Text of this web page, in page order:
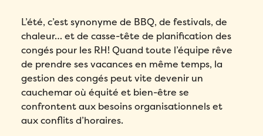
L’été, c’est synonyme de BBQ, de festivals, de
chaleur… et de casse-tête de planification des
congés pour les RH! Quand toute l’équipe rêve
de prendre ses vacances en même temps, la
gestion des congés peut vite devenir un
cauchemar où équité et bien-être se
confrontent aux besoins organisationnels et
aux conflits d’horaires.